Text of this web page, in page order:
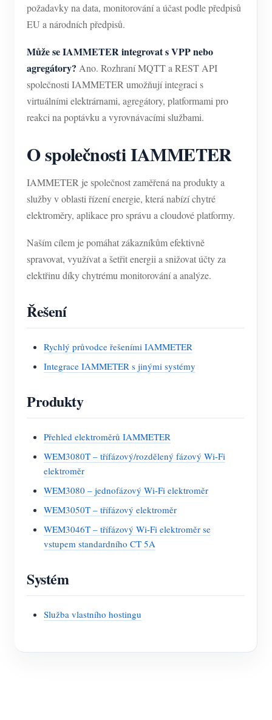
požadavky na data, monitorování a účast podle předpisů
EU a národních předpisů.
Může se IAMMETER integrovat s VPP nebo
agregátory? Ano. Rozhraní MQTT a REST API
společnosti IAMMETER umožňují integraci s
virtuálními elektrárnami, agregátory, platformami pro
reakci na poptávku a vyrovnávacími službami.
O společnosti IAMMETER
IAMMETER je společnost zaměřená na produkty a
služby v oblasti řízení energie, která nabízí chytré
elektroměry, aplikace pro správu a cloudové platformy.
Naším cílem je pomáhat zákazníkům efektivně
spravovat, využívat a šetřit energii a snižovat účty za
elektřinu díky chytrému monitorování a analýze.
Řešení
Rychlý průvodce řešeními IAMMETER
Integrace IAMMETER s jinými systémy
Produkty
Přehled elektroměrů IAMMETER
WEM3080T – třífázový/rozdělený fázový Wi-Fi
elektroměr
WEM3080 – jednofázový Wi-Fi elektroměr
WEM3050T – třífázový elektroměr
WEM3046T – třífázový Wi-Fi elektroměr se
vstupem standardního CT 5A
Systém
Služba vlastního hostingu